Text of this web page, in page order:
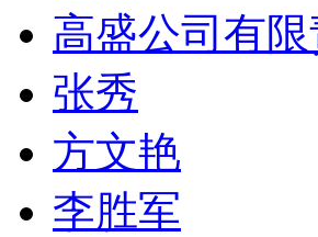
高盛公司有限
张秀
方文艳
李胜军